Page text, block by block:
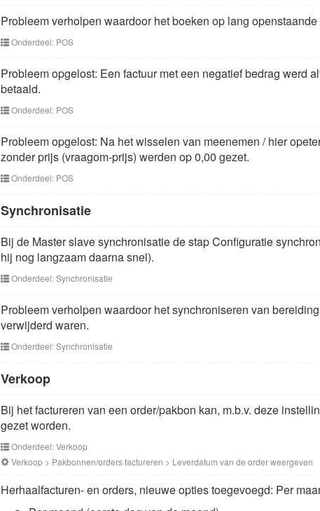
Probleem verholpen waardoor het boeken op lang
Onderdeel: POS
Probleem opgelost: Een factuur met een negatief bedrag werd
betaald.
Onderdeel: POS
Probleem opgelost: Na het wisselen van meenemen / hier
zonder prijs (vraagom-prijs) werden op 0,00 gezet.
Onderdeel: POS
Synchronisatie
Bij de Master slave synchronisatie de stap Configuratie
hij nog langzaam daarna snel).
Onderdeel: Synchronisatie
Probleem verholpen waardoor het synchroniseren van
verwijderd waren.
Onderdeel: Synchronisatie
Verkoop
Bij het factureren van een order/pakbon kan, m.b.v. deze
gezet worden.
Onderdeel: Verkoop
Verkoop > Pakbonnen/orders factureren > Leverdatum van de order weergeven
Herhaalfacturen- en orders, nieuwe opties toegevoegd: Per